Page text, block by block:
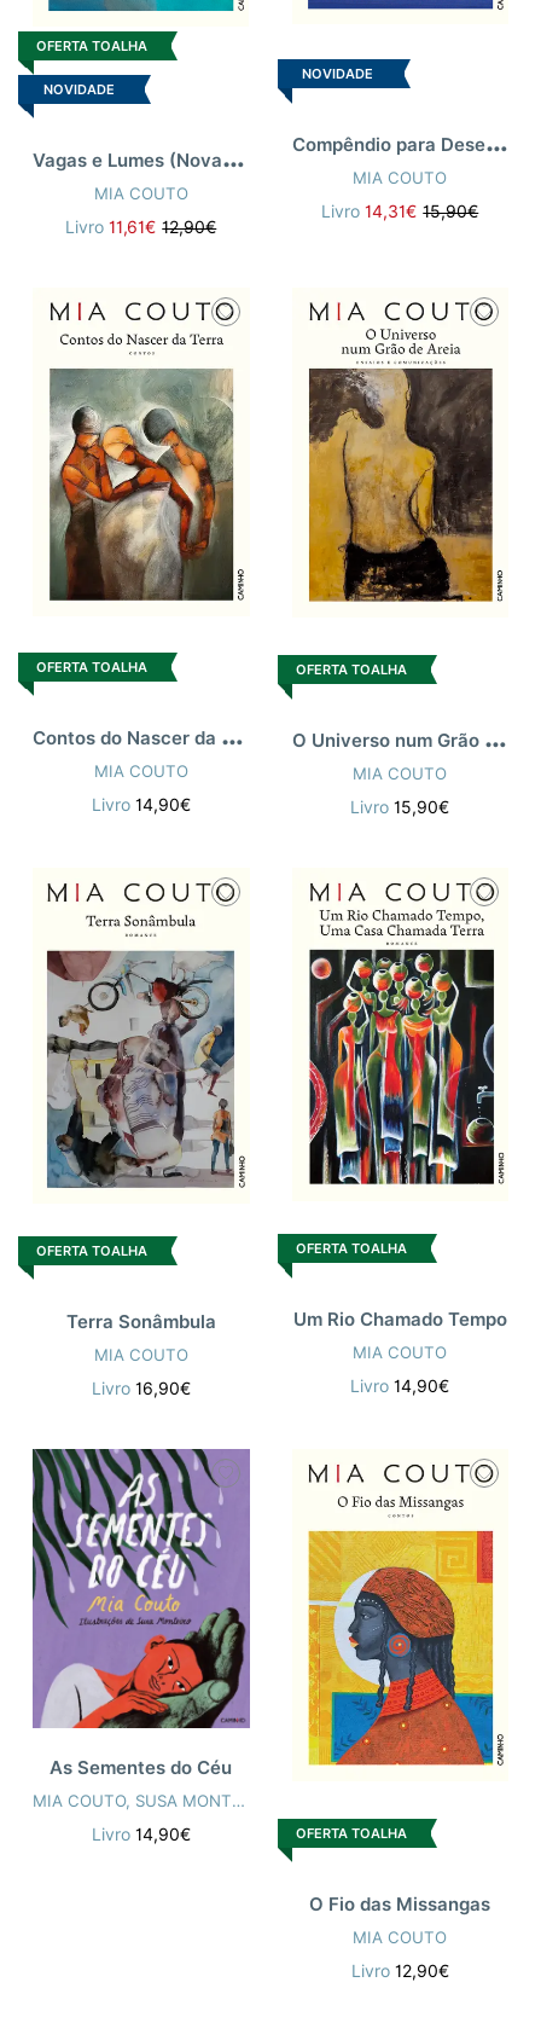
OFERTA TOALHA
NOVIDADE
V
agas e Lumes (Nova Capa)
MIA COUTO
Livro11,61€ 12,90€
NOVIDADE
C
ompêndio para Desenterrar Nuvens (Nova Capa)
MIA COUTO
Livro14,31€ 15,90€
OFERTA TOALHA
C
ontos do Nascer da Terra
MIA COUTO
Livro 14,90€
OFERTA TOALHA
O
Universo num Grão de Areia
MIA COUTO
Livro15,90€
OFERTA TOALHA
Terra Sonâmbula
MIA COUTO
Livro 16,90€
OFERTA TOALHA
Um Rio Chamado Tempo
MIA COUTO
Livro14,90€
As Sementes do Céu
MIA COUTO, SUSA MONTEIRO
Livro 14,90€ OFERTA TOALHA
O Fio das Missangas
MIA COUTO
Livro 12,90€